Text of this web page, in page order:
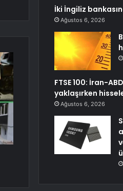
İki İngiliz
Ağustos 6, 2026
FTSE 100: İran-
yaklaşırken
Ağustos 6, 2026